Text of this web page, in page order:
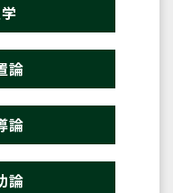
論
論
論